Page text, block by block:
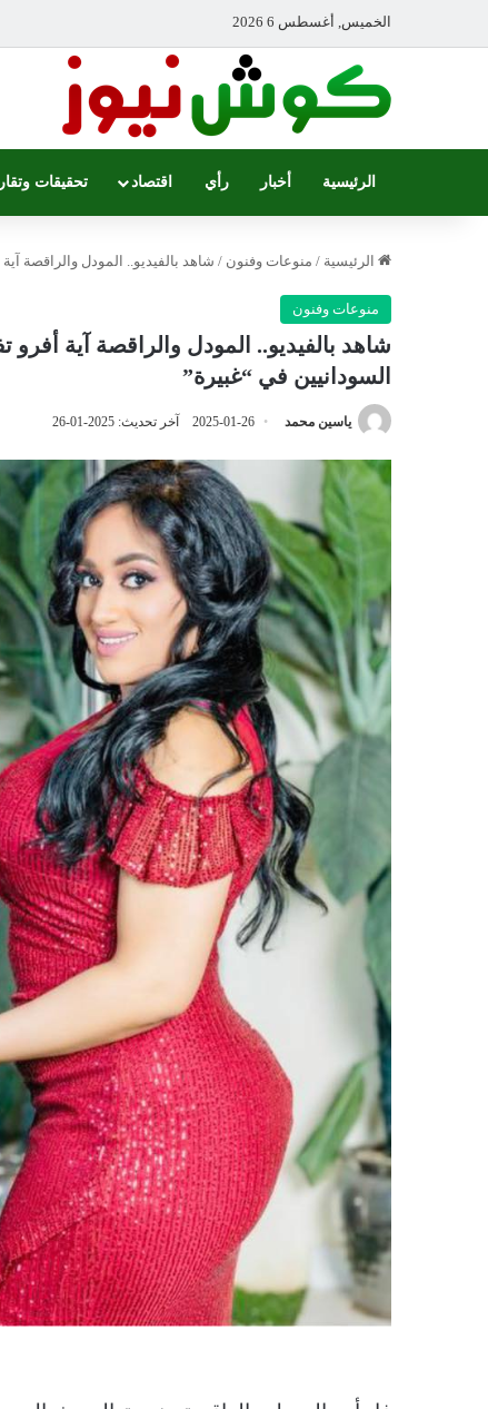
الخميس, أغسطس 6 2026
الرئيسية أخبار رأي اقتصاد تحقيقات
الرئيسية / منوعات وفنون / شاهد بالفيديو.. المودل والراقصة
منوعات وفنون
شاهد بالفيديو.. المودل والراقصة آية
السودانيين في “غبيرة”
ياسين محمد 2025-01-26 آخر تحديث: 2025-01-26